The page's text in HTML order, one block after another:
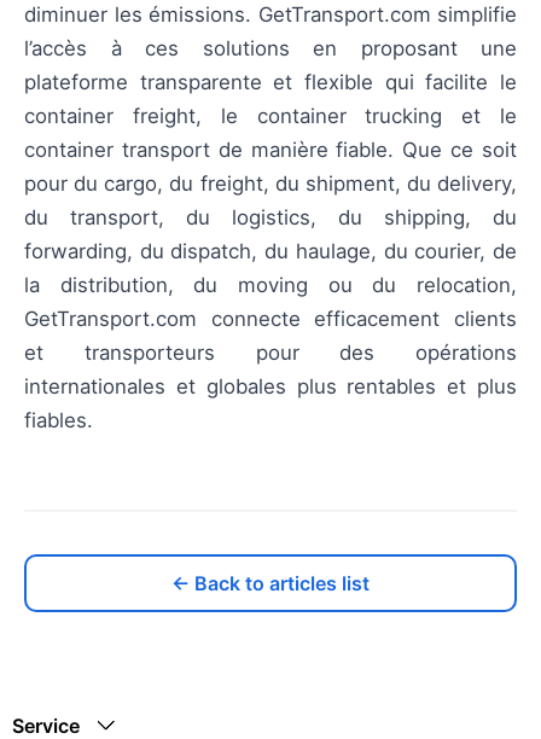
diminuer les émissions. GetTransport.com simplifie
l’accès à ces solutions en proposant une
plateforme transparente et flexible qui facilite le
container freight, le container trucking et le
container transport de manière fiable. Que ce soit
pour du cargo, du freight, du shipment, du delivery,
du transport, du logistics, du shipping, du
forwarding, du dispatch, du haulage, du courier, de
la distribution, du moving ou du relocation,
GetTransport.com connecte efficacement clients
et transporteurs pour des opérations
internationales et globales plus rentables et plus
fiables.
← Back to articles list
Service